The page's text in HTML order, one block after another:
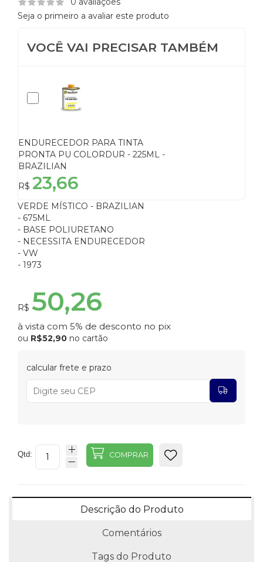
Seja o primeiro a avaliar este produto
VOCÊ VAI PRECISAR TAMBÉM
ENDURECEDOR PARA TINTA
PRONTA PU COLORDUR - 225ML -
BRAZILIAN
R$ 23,66
VERDE MÍSTICO - BRAZILIAN
- 675ML
- BASE POLIURETANO
- NECESSITA ENDURECEDOR
- VW
- 1973
R$ 50,26
à vista com 5% de desconto no pix
ou R$52,90 no cartão
calcular frete e prazo
Qtd: COMPRAR
Descrição do Produto
Comentários
Tags do Produto